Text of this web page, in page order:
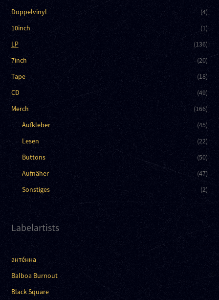
Doppelvinyl
(4)
10inch
(1)
LP
(136)
7inch
(20)
Tape
(18)
CD
(49)
Merch
(166)
Aufkleber
(45)
Lesen
(22)
Buttons
(50)
Aufnäher
(47)
Sonstiges
(2)
Labelartists
анте́нна
Balboa Burnout
Black Square